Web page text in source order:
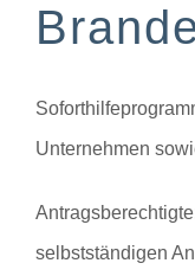
Unternehmen
selbstständigen